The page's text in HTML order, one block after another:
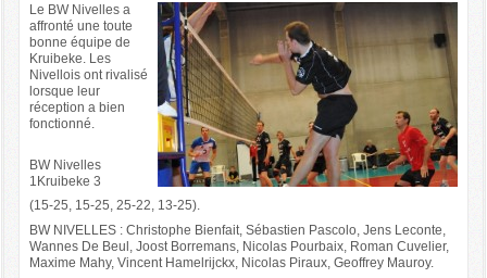
Le BW Nivelles a
affronté une toute
bonne équipe de
Kruibeke. Les
Nivellois ont rivalisé
lorsque leur
réception a bien
fonctionné.
BW Nivelles
1Kruibeke 3
(15-25, 15-25, 25-22, 13-25).
BW NIVELLES : Christophe Bienfait, Sébastien Pascolo, Jens Leconte,
Wannes De Beul, Joost Borremans, Nicolas Pourbaix, Roman Cuvelier,
Maxime Mahy, Vincent Hamelrijckx, Nicolas Piraux, Geoffrey Mauroy.